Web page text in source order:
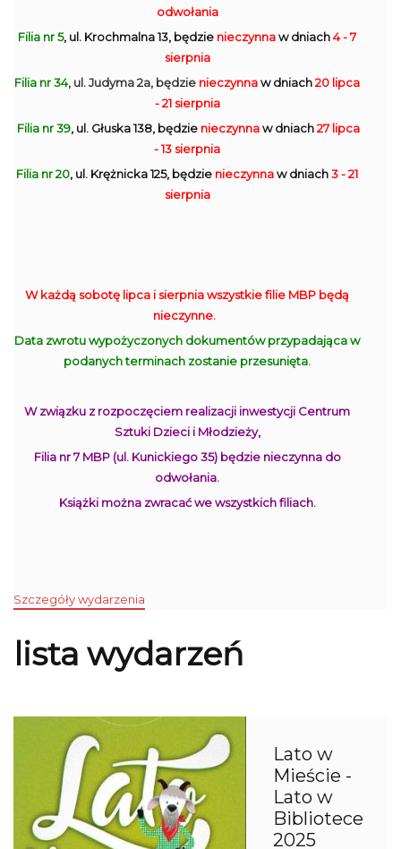
odwołania
Filia nr 5, ul. Krochmalna 13, będzie nieczynnaw dniach4 - 7
sierpnia
Filia nr 34, ul. Judyma 2a, będzie nieczynnaw dniach20 lipca
- 21 sierpnia
Filia nr 39, ul. Głuska 138, będzie nieczynnaw dniach27 lipca
- 13 sierpnia
Filia nr 20, ul. Krężnicka 125, będzie nieczynnaw dniach3 - 21
sierpnia
W każdą sobotę lipca i sierpnia wszystkie filie MBP będą
nieczynne.
Data zwrotu wypożyczonych dokumentów przypadająca w
podanych terminach zostanie przesunięta.
W związku z rozpoczęciem realizacji inwestycji Centrum
Sztuki Dzieci i Młodzieży,
Filia nr 7 MBP (ul. Kunickiego 35) będzie nieczynna do
odwołania.
Książki można zwracać we wszystkich filiach.
Szczegóły wydarzenia
lista wydarzeń
Lato w
Mieście -
Lato w
Bibliotece
2025